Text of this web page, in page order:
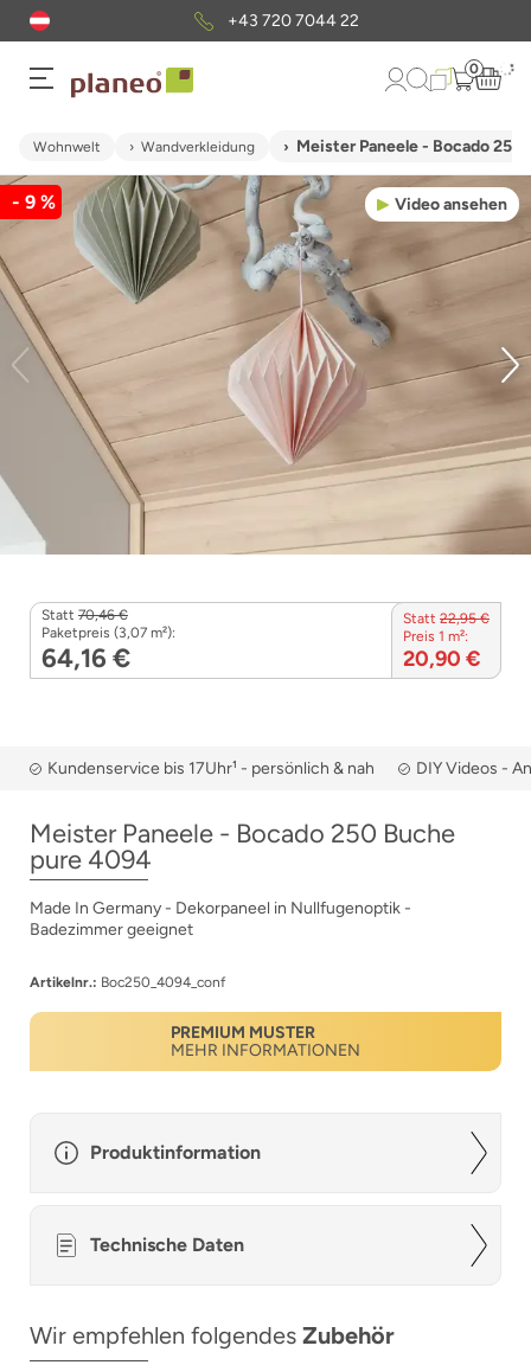
+43 720 7044 22
0
Wohnwelt Wandverkleidung Meister Paneele - Bocado 250
Video ansehen
- 9 %
Statt 70,46 €
Paketpreis (3,07 m²):
64,16 €
Statt 22,95 €
Preis 1 m²:
20,90 €
Kundenservice bis 17Uhr¹ - persönlich & nah DIY Videos -
Meister Paneele - Bocado 250 Buche
pure 4094
Made In Germany - Dekorpaneel in Nullfugenoptik -
Badezimmer geeignet
Artikelnr.: Boc250_4094_conf
PREMIUM MUSTER
MEHR INFORMATIONEN
Produktinformation
Technische Daten
Wir empfehlen folgendes Zubehör